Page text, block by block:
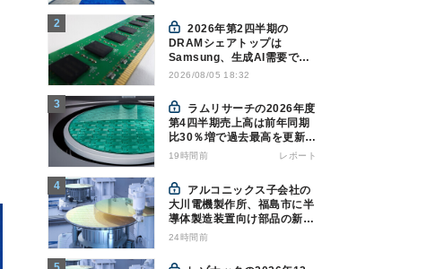
2026年第2四半期の
DRAMシェアトップは
Samsung、生成AI需要で競
争構図に変化
2026/08/05 18:32
第4四半期売上高は前年同期
比30％増で過去最高を更新、
NAND関連が好調
19時間前 レポート
大川電機製作所、福島市に半
導体製造装置向け部品の新工
場建設を決定
24時間前